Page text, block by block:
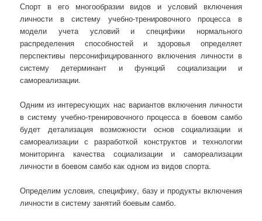
Спорт в его многообразии видов и условий включения
личности в систему учебно-тренировочного процесса в
модели учета условий и специфики нормального
распределения способностей и здоровья определяет
перспективы персонифицированного включения личности в
систему детерминант и функций социализации и
самореализации.
Одним из интересующих нас вариантов включения личности
в систему учебно-тренировочного процесса в боевом самбо
будет детализация возможности основ социализации и
самореализации с разработкой конструктов и технологии
мониторинга качества социализации и самореализации
личности в боевом самбо как одном из видов спорта.
Определим условия, специфику, базу и продукты включения
личности в систему занятий боевым самбо.